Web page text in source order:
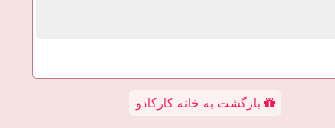
بازگشت به خانه کارکادو